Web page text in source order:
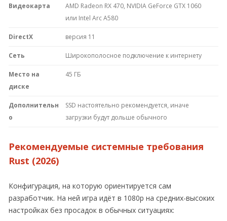
Видеокарта
AMD Radeon RX 470, NVIDIA GeForce GTX 1060
или Intel Arc A580
DirectX версия 11
Сеть Широкополосное подключение к интернету
Место на
диске
45 ГБ
Дополнительн
о
SSD настоятельно рекомендуется, иначе
загрузки будут дольше обычного
Рекомендуемые системные требования
Rust (2026)
Конфигурация, на которую ориентируется сам
разработчик. На ней игра идёт в 1080p на средних-высоких
настройках без просадок в обычных ситуациях: